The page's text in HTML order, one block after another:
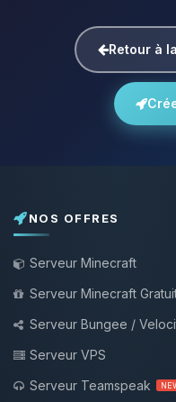
Retour à
NOS OFFRES
Serveur Minecraft
Serveur Minecraft
Serveur Bungee /
Serveur VPS
Serveur Teamspeak